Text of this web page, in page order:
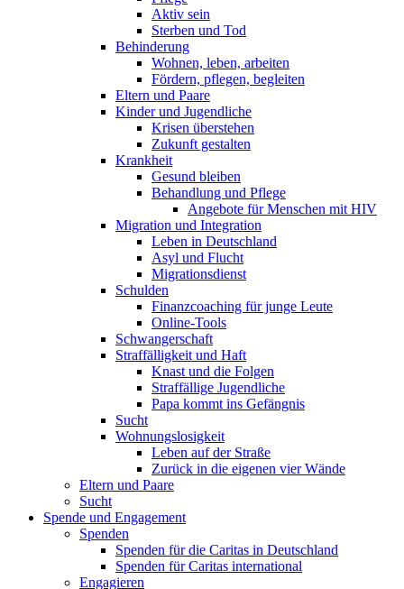
Aktiv sein
Sterben und Tod
Behinderung
Wohnen, leben, arbeiten
Fördern, pflegen, begleiten
Eltern und Paare
Kinder und Jugendliche
Krisen überstehen
Zukunft gestalten
Krankheit
Gesund bleiben
Behandlung und Pflege
Angebote für Menschen mit HIV
Migration und Integration
Leben in Deutschland
Asyl und Flucht
Migrationsdienst
Schulden
Finanzcoaching für junge Leute
Online-Tools
Schwangerschaft
Straffälligkeit und Haft
Knast und die Folgen
Straffällige Jugendliche
Papa kommt ins Gefängnis
Sucht
Wohnungslosigkeit
Leben auf der Straße
Zurück in die eigenen vier Wände
Eltern und Paare
Sucht
Spende und Engagement
Spenden
Spenden für die Caritas in Deutschland
Spenden für Caritas international
Engagieren